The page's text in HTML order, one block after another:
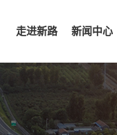
走进新路 新闻中心